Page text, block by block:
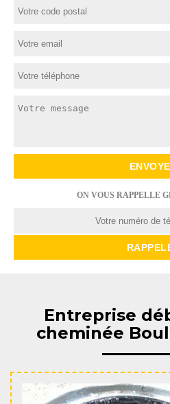
ON VOUS RAPPELLE
Entreprise
cheminée